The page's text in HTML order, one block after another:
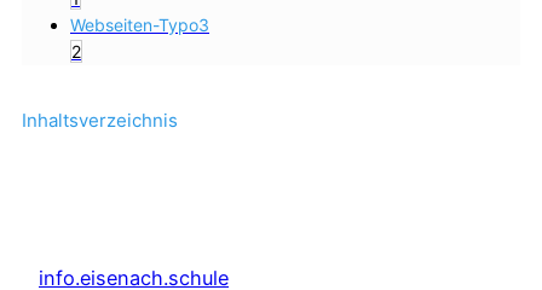
Inhaltsverzeichnis
Webseiten-Typo3
2
info.eisenach.schule